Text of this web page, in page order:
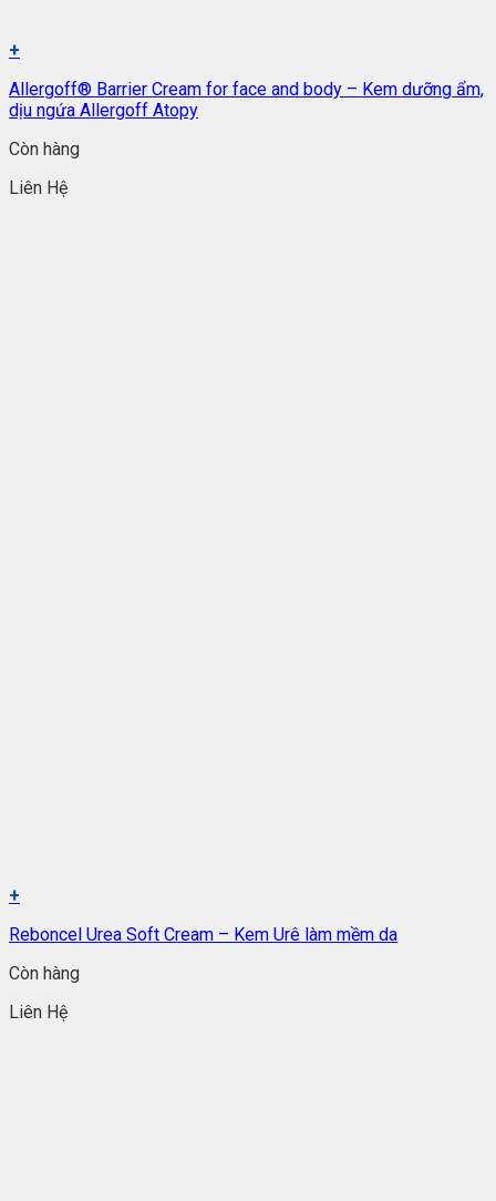
+
Allergoff® Barrier Cream for face and body – Kem dưỡng ẩm,
dịu ngứa Allergoff Atopy
Còn hàng
Liên Hệ
+
Reboncel Urea Soft Cream – Kem Urê làm mềm da
Còn hàng
Liên Hệ